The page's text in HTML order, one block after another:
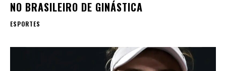
NO BRASILEIRO DE GINÁSTICA
ESPORTES